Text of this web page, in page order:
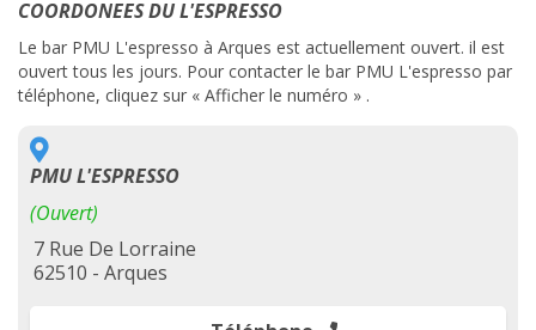
COORDONEES DU L'ESPRESSO
Le bar PMU L'espresso à Arques est actuellement ouvert. il est
ouvert tous les jours. Pour contacter le bar PMU L'espresso par
téléphone, cliquez sur « Afficher le numéro » .
PMU L'ESPRESSO
(Ouvert)
7 Rue De Lorraine
62510 - Arques